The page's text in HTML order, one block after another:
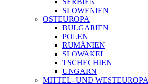
SERBIEN
SLOWENIEN
OSTEUROPA
BULGARIEN
POLEN
RUMÄNIEN
SLOWAKEI
TSCHECHIEN
UNGARN
MITTEL- UND WESTEUROPA